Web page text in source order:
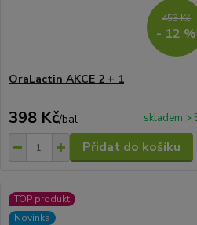
453 Kč
- 12 %
OraLactin AKCE 2 + 1
398 Kč/bal skladem >
Přidat do košíku
TOP produkt
Novinka